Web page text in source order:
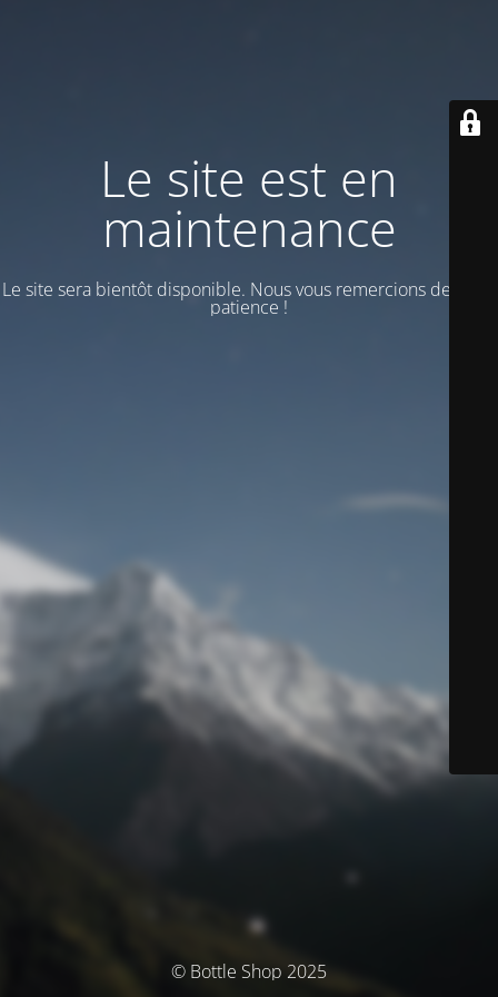
Le site est en
maintenance
Le site sera bientôt disponible. Nous vous remercions de votre
patience !
© Bottle Shop 2025